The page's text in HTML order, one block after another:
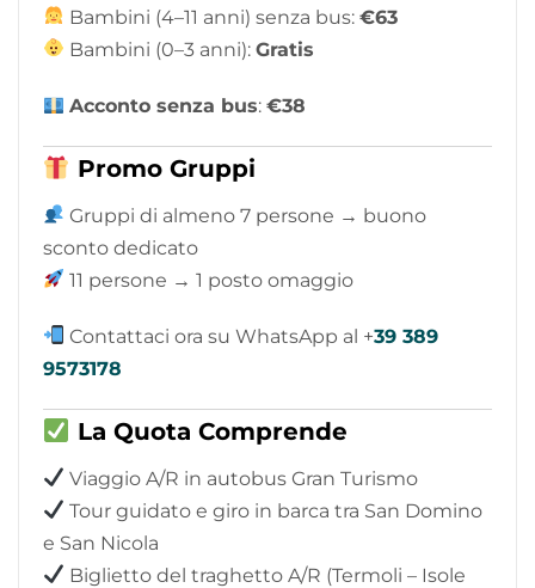
Bambini (4–11 anni) senza bus:€63
Bambini (0–3 anni):Gratis
Acconto senza bus:€38
Promo Gruppi
Gruppi di almeno 7 persone → buono
sconto dedicato
11 persone → 1 posto omaggio
Contattaci ora su WhatsApp al +39 389
9573178
La Quota Comprende
Viaggio A/R in autobus Gran Turismo
Tour guidato e giro in barca tra San Domino
e San Nicola
Biglietto del traghetto A/R (Termoli – Isole